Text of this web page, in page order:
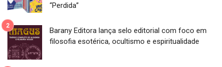
“Perdida”
Barany Editora lança selo editorial com foco em
filosofia esotérica, ocultismo e espiritualidade